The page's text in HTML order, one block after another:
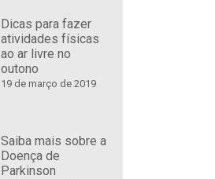
Dicas para fazer
atividades físicas
ao ar livre no
outono
19 de março de 2019
Saiba mais sobre a
Doença de
Parkinson